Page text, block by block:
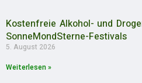
Kostenfreie Alkohol- und
SonneMondSterne-Festivals
5. August 2026
Weiterlesen »